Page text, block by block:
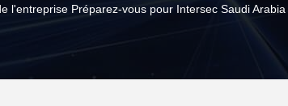
l'entreprise Préparez-vous pour Intersec Saudi